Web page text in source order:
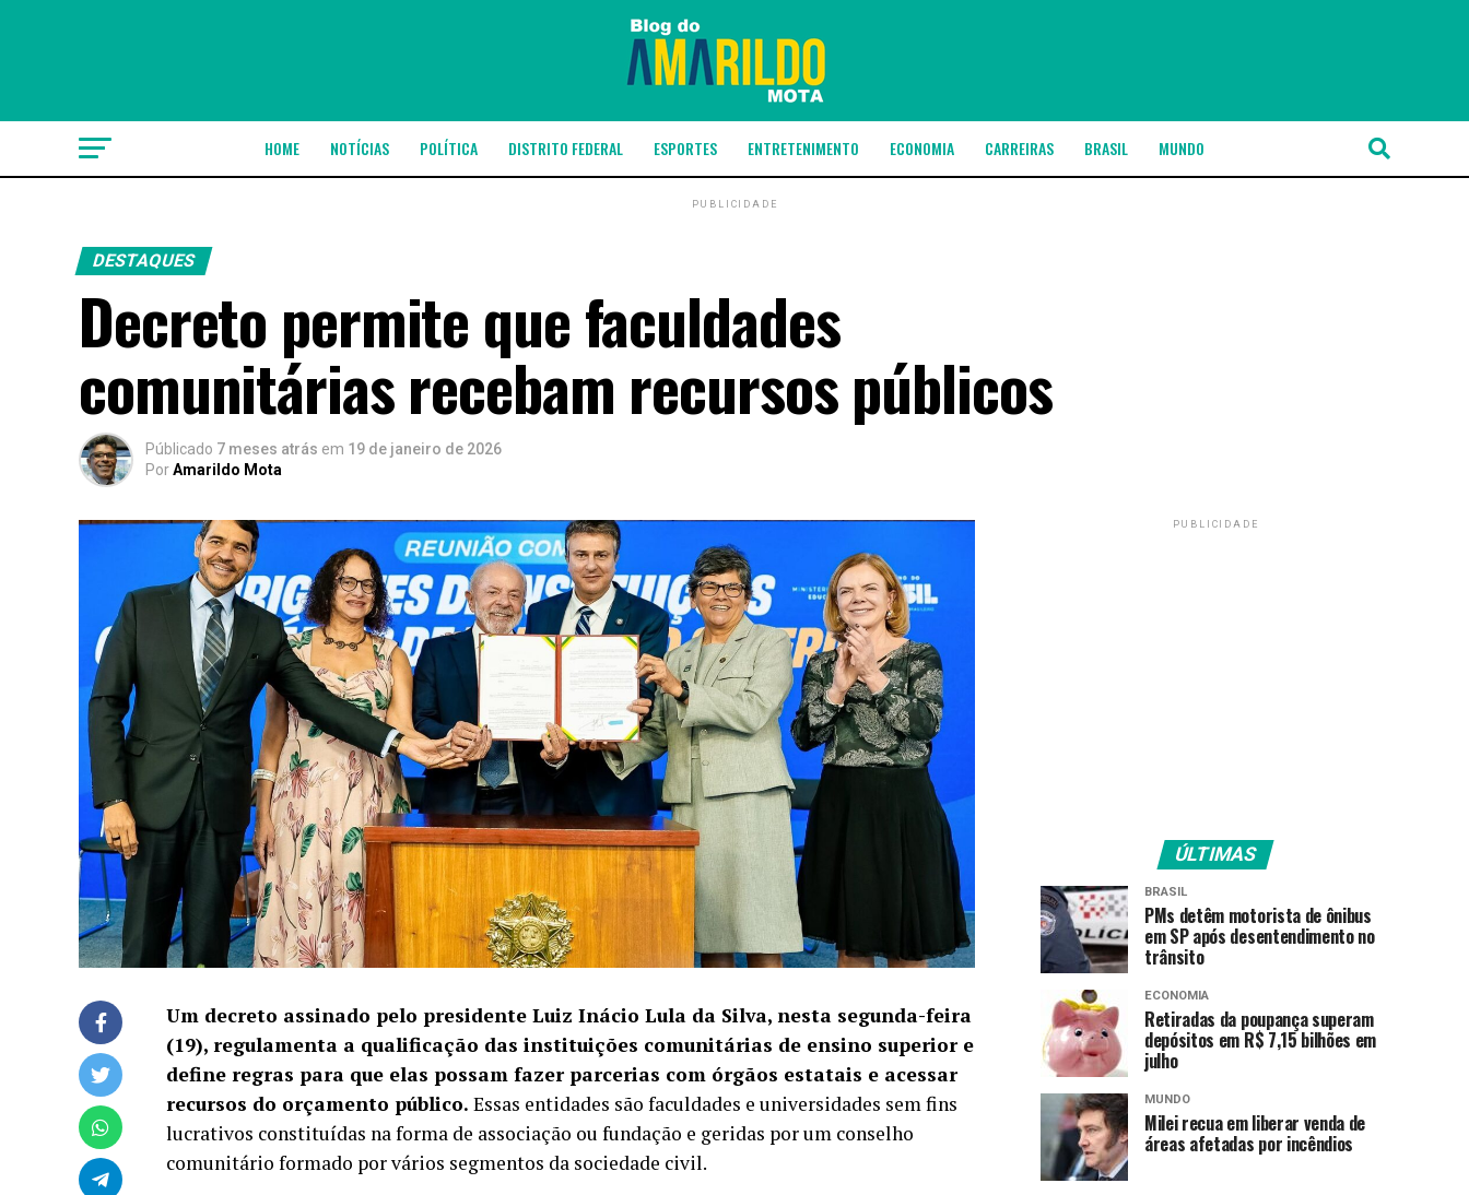
HOME NOTÍCIAS POLÍTICA DISTRITO FEDERAL ESPORTES ENTRETENIMENTO ECONOMIA CARREIRAS BRASIL MUNDO
PUBLICIDADE
DESTAQUES
Decreto permite que faculdades
comunitárias recebam recursos públicos
Públicado 7 meses atrás em 19 de janeiro de 2026
PorAmarildo Mota
Um decreto assinado pelo presidente Luiz Inácio Lula da Silva, nesta segunda-feira
(19), regulamenta a qualificação das instituições comunitárias de ensino superior e
define regras para que elas possam fazer parcerias com órgãos estatais e acessar
recursos do orçamento público. Essas entidades são faculdades e universidades sem fins
lucrativos constituídas na forma de associação ou fundação e geridas por um conselho
comunitário formado por vários segmentos da sociedade civil.
PUBLICIDADE
ÚLTIMAS
BRASIL
PMs detêm motorista de ônibus
em SP após desentendimento no
trânsito
ECONOMIA
Retiradas da poupança superam
depósitos em R$ 7,15 bilhões em
julho
MUNDO
Milei recua em liberar venda de
áreas afetadas por incêndios